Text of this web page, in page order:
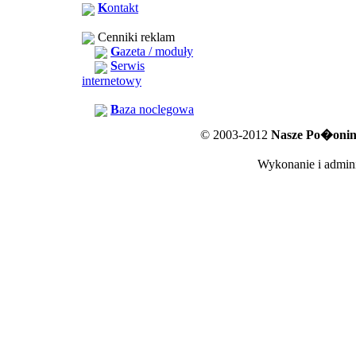
Kontakt
Cenniki reklam
Gazeta / moduły
Serwis
internetowy
Baza noclegowa
© 2003-2012 Nasze
Wykonanie i